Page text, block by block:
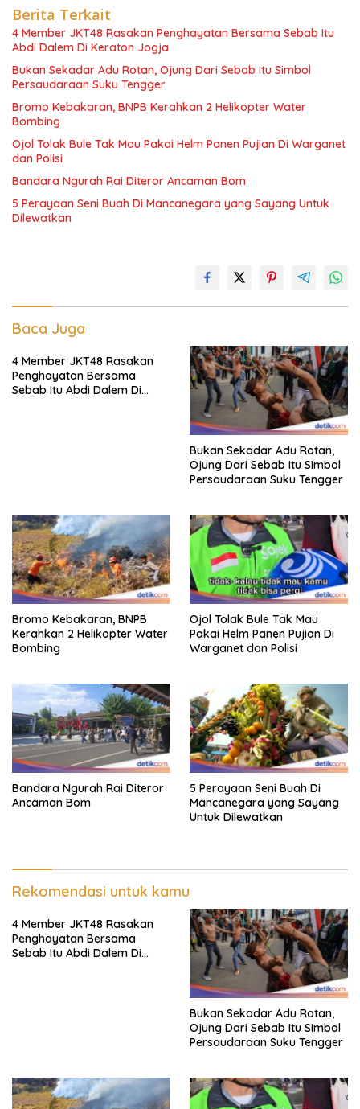
Berita Terkait
4 Member JKT48 Rasakan Penghayatan Bersama Sebab Itu
Abdi Dalem Di Keraton Jogja
Bukan Sekadar Adu Rotan, Ojung Dari Sebab Itu Simbol
Persaudaraan Suku Tengger
Bromo Kebakaran, BNPB Kerahkan 2 Helikopter Water
Bombing
Ojol Tolak Bule Tak Mau Pakai Helm Panen Pujian Di Warganet
dan Polisi
Bandara Ngurah Rai Diteror Ancaman Bom
5 Perayaan Seni Buah Di Mancanegara yang Sayang Untuk
Dilewatkan
Baca Juga
4 Member JKT48 Rasakan
Penghayatan Bersama
Sebab Itu Abdi Dalem Di
Bukan Sekadar Adu Rotan,
Ojung Dari Sebab Itu Simbol
Persaudaraan Suku Tengger
Bromo Kebakaran, BNPB
Kerahkan 2 Helikopter Water
Bombing
Ojol Tolak Bule Tak Mau
Pakai Helm Panen Pujian Di
Warganet dan Polisi
Bandara Ngurah Rai Diteror
Ancaman Bom
5 Perayaan Seni Buah Di
Mancanegara yang Sayang
Untuk Dilewatkan
Rekomendasi untuk kamu
4 Member JKT48 Rasakan
Penghayatan Bersama
Sebab Itu Abdi Dalem Di
Bukan Sekadar Adu Rotan,
Ojung Dari Sebab Itu Simbol
Persaudaraan Suku Tengger